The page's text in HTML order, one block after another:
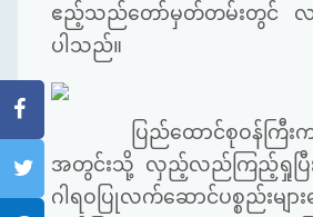
ဧည့်သည်တော်မှတ်တမ်းတွင်
ပါသည်။
ပြည်ထောင်စုဝန်ကြီး
အတွင်းသို့ လှည့်လည်ကြည့်ရှုပြီ
ဂါရဝပြုလက်ဆောင်ပစ္စည်းများ